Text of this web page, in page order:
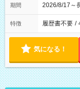
期間 2026/8/17
特徴 履歴書不要 /
気になる！